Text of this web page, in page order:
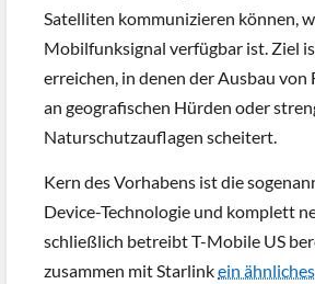
Satelliten kommunizieren können,
Mobilfunksignal verfügbar ist. Ziel
erreichen, in denen der Ausbau von
an geografischen Hürden oder
Naturschutzauflagen scheitert.
Kern des Vorhabens ist die
Device-Technologie und komplett
schließlich betreibt T-Mobile US
zusammen mit Starlinkein